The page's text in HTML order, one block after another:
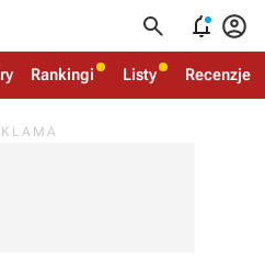
  
Rankingi Listy Recenzje